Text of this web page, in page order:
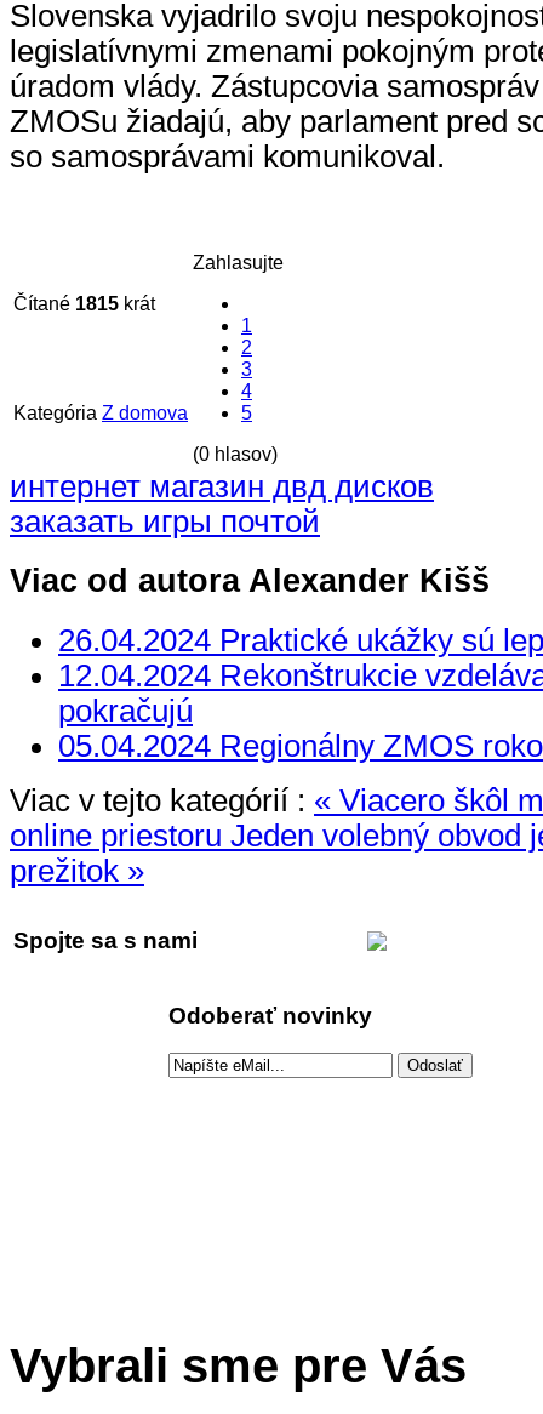
Slovenska vyjadrilo svoju
legislatívnymi zmenami pokojným
úradom vlády. Zástupcovia
ZMOSu žiadajú, aby parlament pred
so samosprávami komunikoval.
Čítané 1815 krát
Zahlasujte
1
2
3
4
5
(0 hlasov)
Kategória Z domova
интернет магазин двд дисков
заказать игры почтой
Viac od autora Alexander Kišš
26.04.2024 Praktické ukážky sú
12.04.2024 Rekonštrukcie
pokračujú
05.04.2024 Regionálny ZMOS
Viac v tejto kategórií : « Viacero škôl
online priestoru Jeden volebný obvod
prežitok »
Spojte sa s nami
Odoberať novinky
Vybrali sme pre Vás